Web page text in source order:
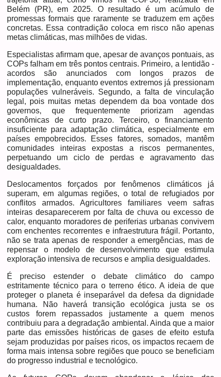
Belém (PR), em 2025. O resultado é um acúmulo de
promessas formais que raramente se traduzem em ações
concretas. Essa contradição coloca em risco não apenas
metas climáticas, mas milhões de vidas.
Especialistas afirmam que, apesar de avanços pontuais, as
COPs falham em três pontos centrais. Primeiro, a lentidão -
acordos são anunciados com longos prazos de
implementação, enquanto eventos extremos já pressionam
populações vulneráveis. Segundo, a falta de vinculação
legal, pois muitas metas dependem da boa vontade dos
governos, que frequentemente priorizam agendas
econômicas de curto prazo. Terceiro, o financiamento
insuficiente para adaptação climática, especialmente em
países empobrecidos. Esses fatores, somados, mantêm
comunidades inteiras expostas a riscos permanentes,
perpetuando um ciclo de perdas e agravamento das
desigualdades.
Deslocamentos forçados por fenômenos climáticos já
superam, em algumas regiões, o total de refugiados por
conflitos armados. Agricultores familiares veem safras
inteiras desaparecerem por falta de chuva ou excesso de
calor, enquanto moradores de periferias urbanas convivem
com enchentes recorrentes e infraestrutura frágil. Portanto,
não se trata apenas de responder a emergências, mas de
repensar o modelo de desenvolvimento que estimula
exploração intensiva de recursos e amplia desigualdades.
É preciso estender o debate climático do campo
estritamente técnico para o terreno ético. A ideia de que
proteger o planeta é inseparável da defesa da dignidade
humana. Não haverá transição ecológica justa se os
custos forem repassados justamente a quem menos
contribuiu para a degradação ambiental. Ainda que a maior
parte das emissões históricas de gases de efeito estufa
sejam produzidas por países ricos, os impactos recaem de
forma mais intensa sobre regiões que pouco se beneficiam
do progresso industrial e tecnológico.